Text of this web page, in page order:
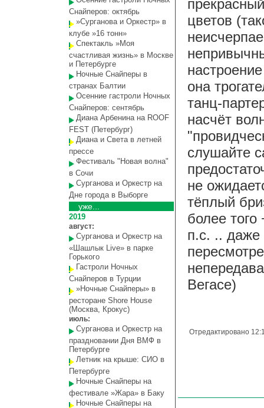
Снайперов: октябрь
»Сурганова и Оркестр» в
клубе »16 тонн»
Спектакль »Моя
счастливая жизнь» в Москве
и Петербурге
Ночные Снайперы в
странах Балтии
Осенние гастроли Ночных
Снайперов: сентябрь
Диана Арбенина на ROOF
FEST (Петербург)
Диана и Света в летней
прессе
Фестиваль "Новая волна"
в Сочи
Сурганова и Оркестр на
Дне города в Выборге
уже...
2019
август:
Сурганова и Оркестр на
«Шашлык Live» в парке
Горького
Гастроли Ночных
Снайперов в Турции
»Ночные Снайперы» в
ресторане Shore House
(Москва, Крокус)
июль:
Сурганова и Оркестр на
праздновании Дня ВМФ в
Петербурге
Летник на крыше: СИО в
Петербурге
Ночные Снайперы на
фестивале »Жара» в Баку
Ночные Снайперы на
цветов
она
танц-
насчёт
слушайте
не
тёплый
более того
п.с. .. даже
Вегасе)
Отредактировано